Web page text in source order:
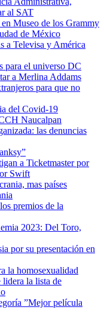
al SAT
Museo de los Grammy
de México
a Televisa y América
para el universo DC
a Merlina Addams
para que no
del Covid-19
Naucalpan
las denuncias
a Ticketmaster por
Swift
mas países
premios de la
2023: Del Toro,
por su presentación en
la homosexualidad
la lista de
”Mejor película